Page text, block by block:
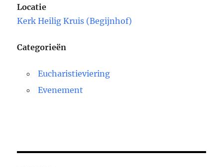
Locatie
Kerk Heilig Kruis (Begijnhof)
Categorieën
Eucharistieviering
Evenement